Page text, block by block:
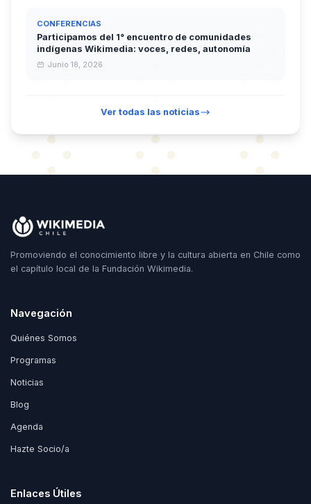
CONFERENCIAS
Participamos del 1° encuentro de comunidades
indígenas Wikimedia: voces, redes, autonomía
Junio 18, 2026
Ver todas las noticias
Promoviendo el conocimiento libre y la cultura abierta en Chile como
el capítulo local de la Fundación Wikimedia.
Navegación
Quiénes Somos
Programas
Noticias
Blog
Agenda
Hazte Socio/a
Enlaces Útiles